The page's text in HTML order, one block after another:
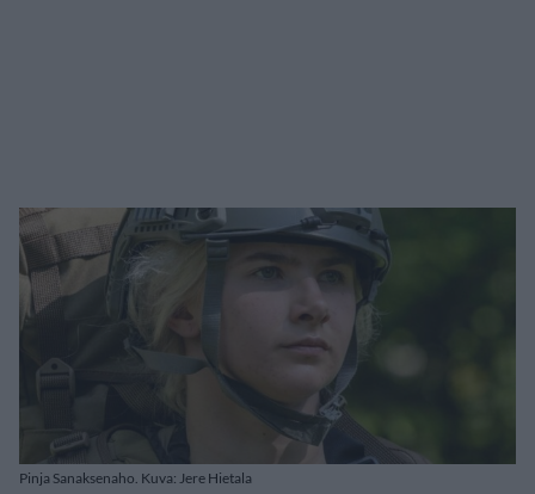
Pinja Sanaksenaho. Kuva: Jere Hietala